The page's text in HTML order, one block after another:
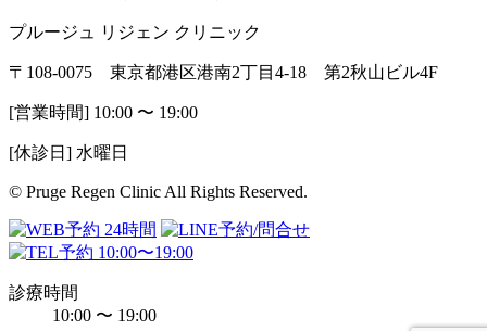
プルージュ リジェン クリニック
〒108-0075 東京都港区港南2丁目4-18 第2秋山ビル4F
[営業時間] 10:00 〜 19:00
[休診日] 水曜日
© Pruge Regen Clinic All Rights Reserved.
診療時間
10:00 〜 19:00